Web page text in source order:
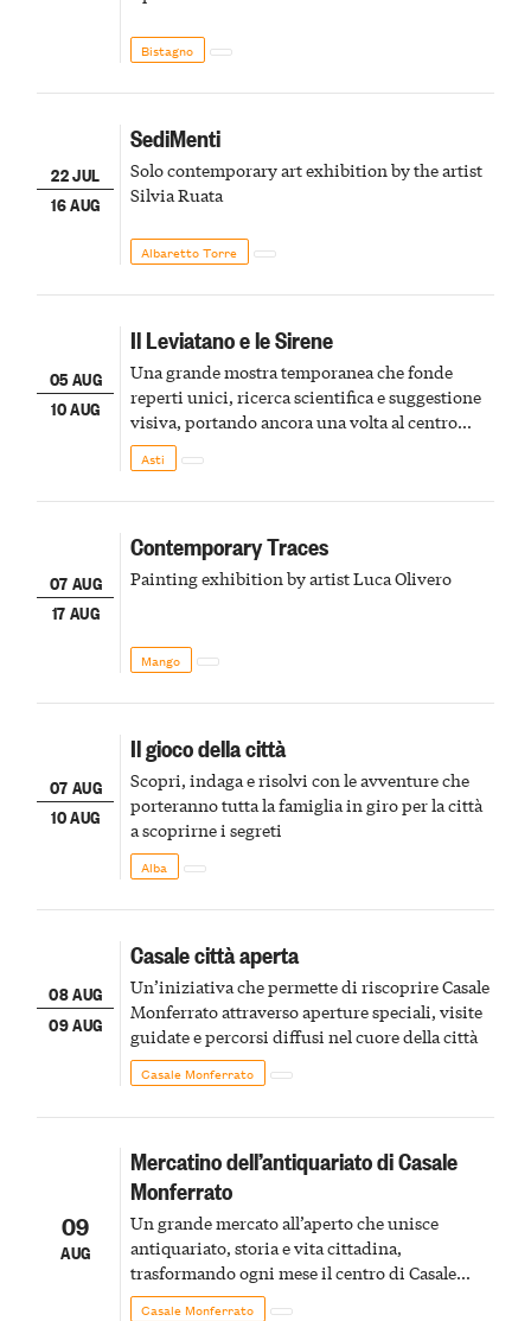
Bistagno
22 JUL
16 AUG
SediMenti
Solo contemporary art exhibition by the artist
Silvia Ruata
Albaretto Torre
05 AUG
10 AUG
Il Leviatano e le Sirene
Una grande mostra temporanea che fonde
reperti unici, ricerca scientifica e suggestione
visiva, portando ancora una volta al centro
della scena le meraviglie del passato astigiano
Asti
07 AUG
17 AUG
Contemporary Traces
Painting exhibition by artist Luca Olivero
Mango
07 AUG
10 AUG
Il gioco della città
Scopri, indaga e risolvi con le avventure che
porteranno tutta la famiglia in giro per la città
a scoprirne i segreti
Alba
08 AUG
09 AUG
Casale città aperta
Un’iniziativa che permette di riscoprire Casale
Monferrato attraverso aperture speciali, visite
guidate e percorsi diffusi nel cuore della città
Casale Monferrato
09
AUG
Mercatino dell’antiquariato di Casale
Monferrato
Un grande mercato all’aperto che unisce
antiquariato, storia e vita cittadina,
trasformando ogni mese il centro di Casale
Monferrato in un luogo di scoperta e racconto
Casale Monferrato